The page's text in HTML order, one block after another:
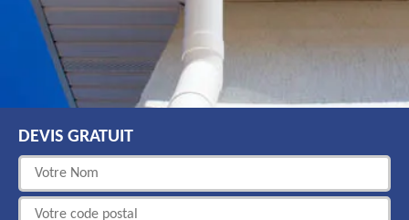
DEVIS GRATUIT